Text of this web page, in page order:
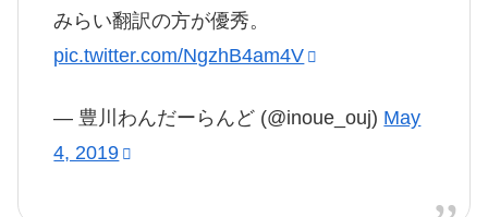
みらい翻訳の方が優秀。
pic.twitter.com/NgzhB4am4V
— 豊川わんだーらんど (@inoue_ouj) May
4, 2019